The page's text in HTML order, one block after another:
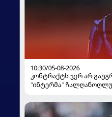
10:30/05-08-2026
კონტრაქტს ჯერ არ
"ინტერმა"